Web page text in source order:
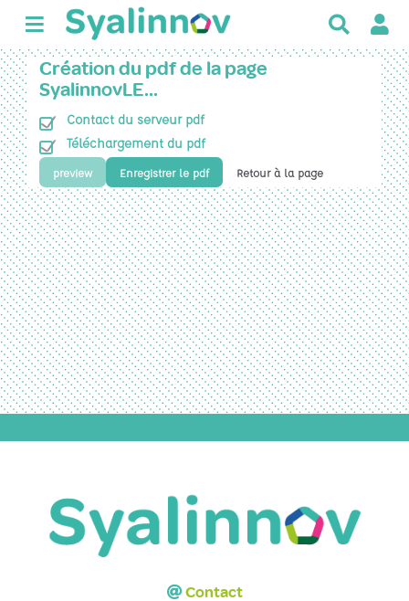
c
e
r
Création du pdf de la page
SyalinnovLE…
Contact du serveur pdf
Téléchargement du pdf
preview Enregistrer le pdf Retour à la page
Contact